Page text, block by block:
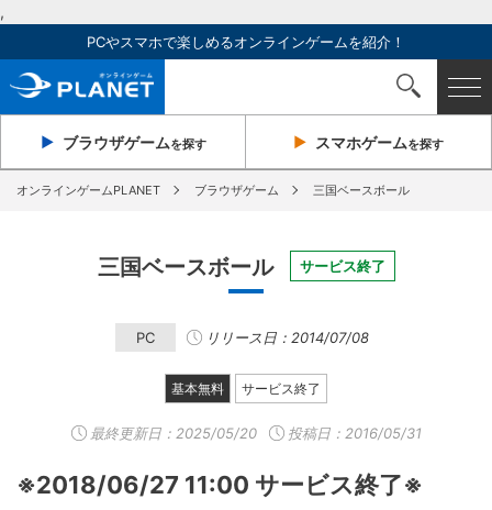
,
PCやスマホで楽しめるオンラインゲームを紹介！
ブラウザゲームを探す スマホゲームを探す
オンラインゲームPLANET ブラウザゲーム 三国ベースボール
三国ベースボール サービス終了
PC リリース日：2014/07/08
基本無料 サービス終了
最終更新日： 2025/05/20 投稿日：2016/05/31
※2018/06/27 11:00 サービス終了※